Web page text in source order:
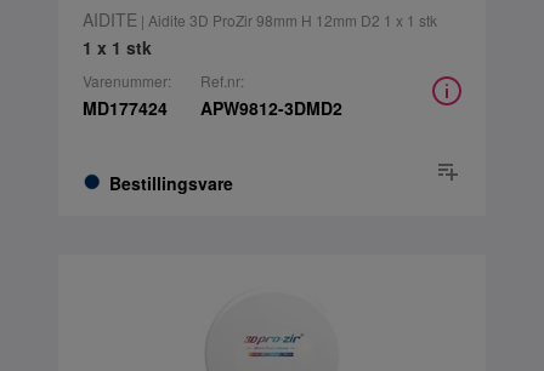
AIDITE | Aidite 3D ProZir 98mm H 12mm D2 1 x 1 stk
1 x 1 stk
Varenummer:
MD177424
Bestillingsvare
Ref.nr:
APW9812-3DMD2